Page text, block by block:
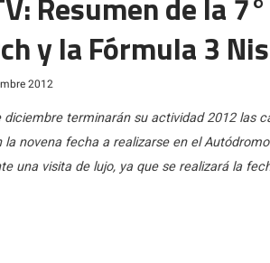
y la Fórmula 3
2012
diciembre terminarán su actividad 2012 las
la novena fecha a realizarse en el
una visita de lujo, ya que se realizará la